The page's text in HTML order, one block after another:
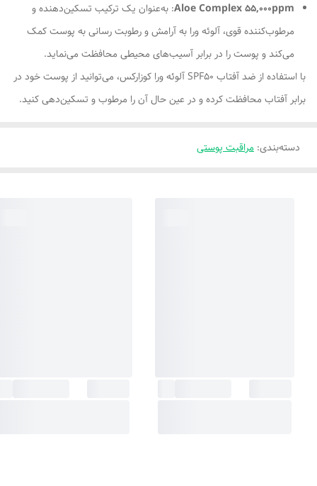
Aloe Complex 55,000ppm: به‌عنوان یک ترکیب تسکین‌دهنده و
مرطوب‌کننده قوی، آلوئه ورا به آرامش و رطوبت رسانی به پوست کمک
می‌کند و پوست را در برابر آسیب‌های محیطی محافظت می‌نماید.
با استفاده از ضد آفتاب SPF50 آلوئه ورا کوزارکس، می‌توانید از پوست خود در
برابر آفتاب محافظت کرده و در عین حال آن را مرطوب و تسکین‌دهی کنید.
دسته‌بندی: مراقبت پوستی